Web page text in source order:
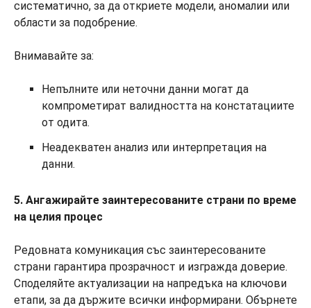
систематично, за да откриете модели, аномалии или
области за подобрение.
Внимавайте за:
Непълните или неточни данни могат да
компрометират валидността на констатациите
от одита.
Неадекватен анализ или интерпретация на
данни.
5. Ангажирайте заинтересованите страни по време
на целия процес
Редовната комуникация със заинтересованите
страни гарантира прозрачност и изгражда доверие.
Споделяйте актуализации на напредъка на ключови
етапи, за да държите всички информирани. Обърнете